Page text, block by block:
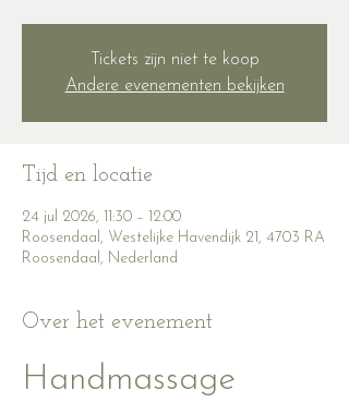
Tickets zijn niet te koop
Andere evenementen bekijken
Tijd en locatie
24 jul 2026, 11:30 – 12:00
Roosendaal, Westelijke Havendijk 21, 4703 RA
Roosendaal, Nederland
Over het evenement
Handmassage